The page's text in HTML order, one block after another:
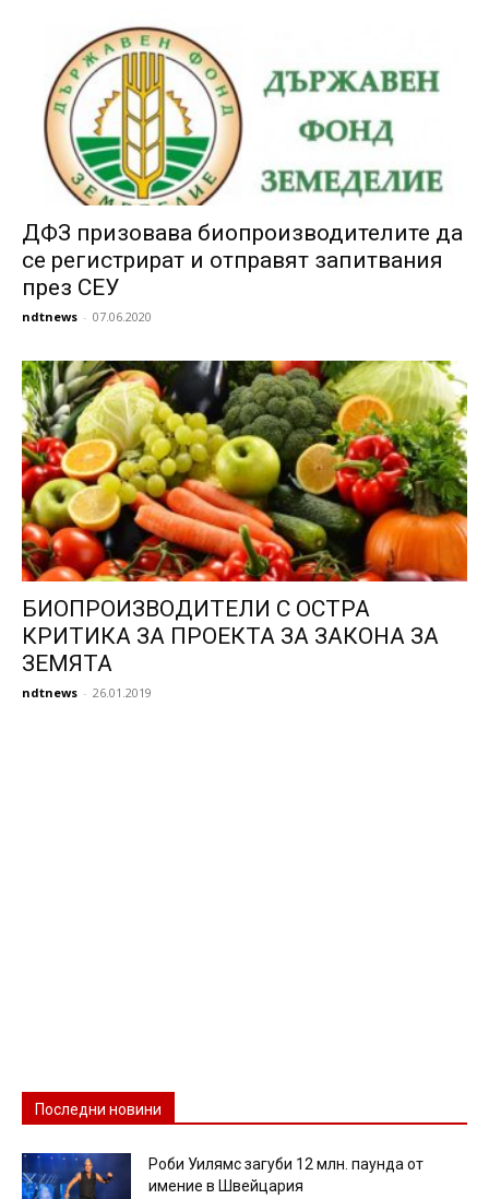
ДФЗ призовава биопроизводителите да
се регистрират и отправят запитвания
през СЕУ
ndtnews - 07.06.2020
БИОПРОИЗВОДИТЕЛИ С ОСТРА
КРИТИКА ЗА ПРОЕКТА ЗА ЗАКОНА ЗА
ЗЕМЯТА
ndtnews - 26.01.2019
Последни новини
Роби Уилямс загуби 12 млн. паунда от
имение в Швейцария